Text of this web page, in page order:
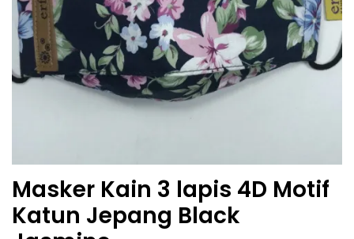
Masker Kain 3 lapis 4D Motif
Katun Jepang Black